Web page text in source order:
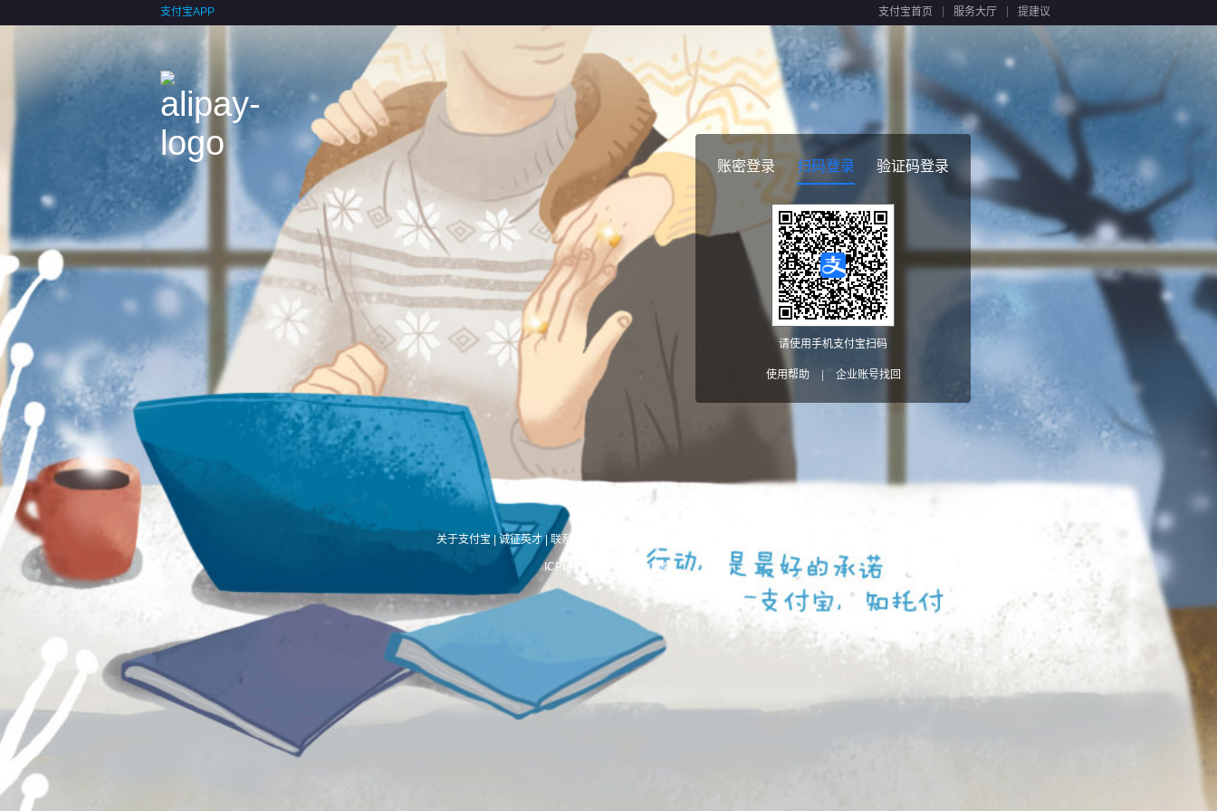
支付宝APP 支付宝首页 服务大厅 提建议
账密登录 扫码登录 验证码登录
请使用手机支付宝扫码
使用帮助 企业账号找回
关于支付宝| 诚征英才| 联系我们
ICP证：合字B2-20190046